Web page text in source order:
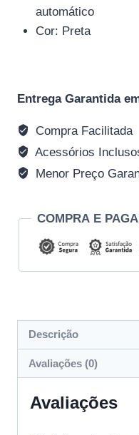
automático
Cor: Preta
Entrega Garantida
Compra Facilitada
Acessórios
Menor Preço
COMPRA E
Descrição
Avaliações (0)
Avaliações